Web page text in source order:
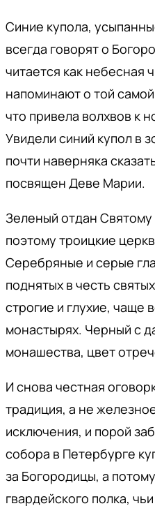
Синие купола,
всегда говорят о
читается как небесная
напоминают о той
что привела волхвов к
Увидели синий купол в
почти наверняка
посвящен Деве Марии.
Зеленый отдан
поэтому троицкие
Серебряные и серые
поднятых в честь
строгие и глухие, чаще
монастырях. Черный с
монашества, цвет
И снова честная
традиция, а не
исключения, и порой
собора в Петербурге
за Богородицы, а
гвардейского полка,